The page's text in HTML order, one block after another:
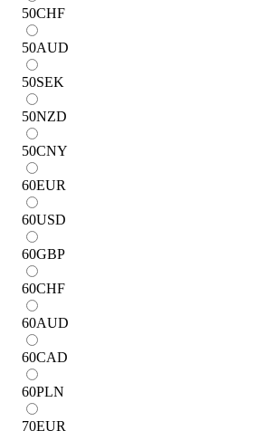
50CHF
50AUD
50SEK
50NZD
50CNY
60EUR
60USD
60GBP
60CHF
60AUD
60CAD
60PLN
70EUR